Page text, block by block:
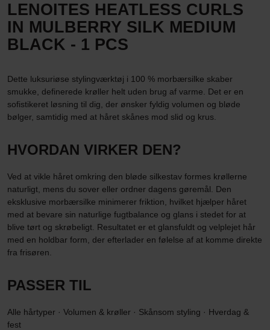
LENOITES HEATLESS CURLS
IN MULBERRY SILK MEDIUM
BLACK - 1 PCS
Dette luksuriøse stylingværktøj i 100 % morbærsilke skaber
smukke, definerede krøller helt uden brug af varme. Det er en
sofistikeret løsning til dig, der ønsker fyldig volumen og bløde
bølger, samtidig med at håret skånes mod slid og krus.
HVORDAN VIRKER DEN?
Ved at vikle håret omkring den bløde silkestav formes krøllerne
naturligt, mens du sover eller ordner dagens gøremål. Den
eksklusive morbærsilke minimerer friktion, hvilket hjælper håret
med at bevare sin naturlige fugtbalance og glans i stedet for at
blive tørt og skrøbeligt. Resultatet er et glansfuldt og velplejet hår
med en holdbar form, der efterlader en følelse af at komme direkte
fra frisøren.
PASSER TIL
Alle hårtyper · Volumen & krøller · Skånsom styling · Hverdag &
fest